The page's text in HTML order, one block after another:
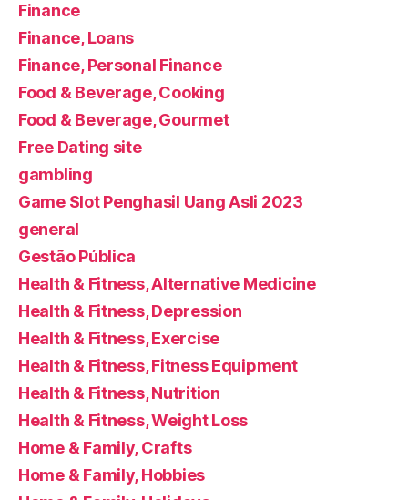
Finance
Finance, Loans
Finance, Personal Finance
Food & Beverage, Cooking
Food & Beverage, Gourmet
Free Dating site
gambling
Game Slot Penghasil Uang Asli 2023
general
Gestão Pública
Health & Fitness, Alternative Medicine
Health & Fitness, Depression
Health & Fitness, Exercise
Health & Fitness, Fitness Equipment
Health & Fitness, Nutrition
Health & Fitness, Weight Loss
Home & Family, Crafts
Home & Family, Hobbies